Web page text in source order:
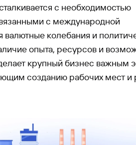
с необходимостью
с международной
валютные колебания и
опыта, ресурсов и
крупный бизнес важным
созданию рабочих мест и